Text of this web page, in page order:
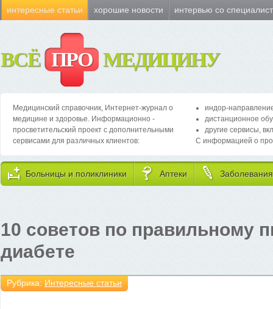
интересные статьи хорошие новости интервью со
ВСЁ ПРО МЕДИЦИНУ
Медицинский справочник, Интернет-журнал о
медицине и здоровье. Информационно -
просветительский проект с дополнительными
сервисами для различных клиентов:
индор-
дистанционное
другие сервисы,
С информацией о
Больницы и поликлиники Аптеки Заболевания
10 советов по правильному
диабете
Рубрика: Интересные статьи